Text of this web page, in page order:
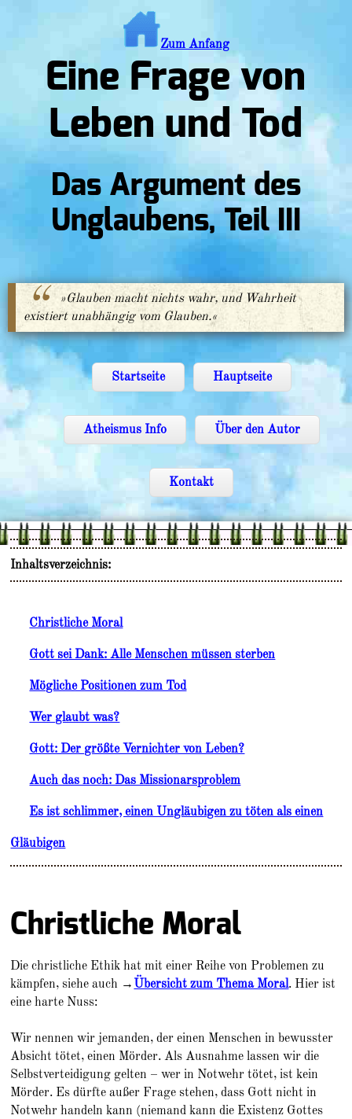
Zum Anfang
Eine Frage von
Leben und Tod
Das Argument des
Unglaubens, Teil III
»Glauben macht nichts wahr, und Wahrheit
existiert unabhängig vom Glauben.«
Startseite Hauptseite
Atheismus Info Über den Autor
Kontakt
Inhaltsverzeichnis:
Christliche Moral
Gott sei Dank: Alle Menschen müssen sterben
Mögliche Positionen zum Tod
Wer glaubt was?
Gott: Der größte Vernichter von Leben?
Auch das noch: Das Missionarsproblem
Es ist schlimmer, einen Ungläubigen zu töten als einen
Gläubigen
Christliche Moral
Die christliche Ethik hat mit einer Reihe von Problemen zu
kämpfen, siehe auch → Übersicht zum Thema Moral. Hier ist
eine harte Nuss:
Wir nennen wir jemanden, der einen Menschen in bewusster
Absicht tötet, einen Mörder. Als Ausnahme lassen wir die
Selbstverteidigung gelten – wer in Notwehr tötet, ist kein
Mörder. Es dürfte außer Frage stehen, dass Gott nicht in
Notwehr handeln kann (niemand kann die Existenz Gottes